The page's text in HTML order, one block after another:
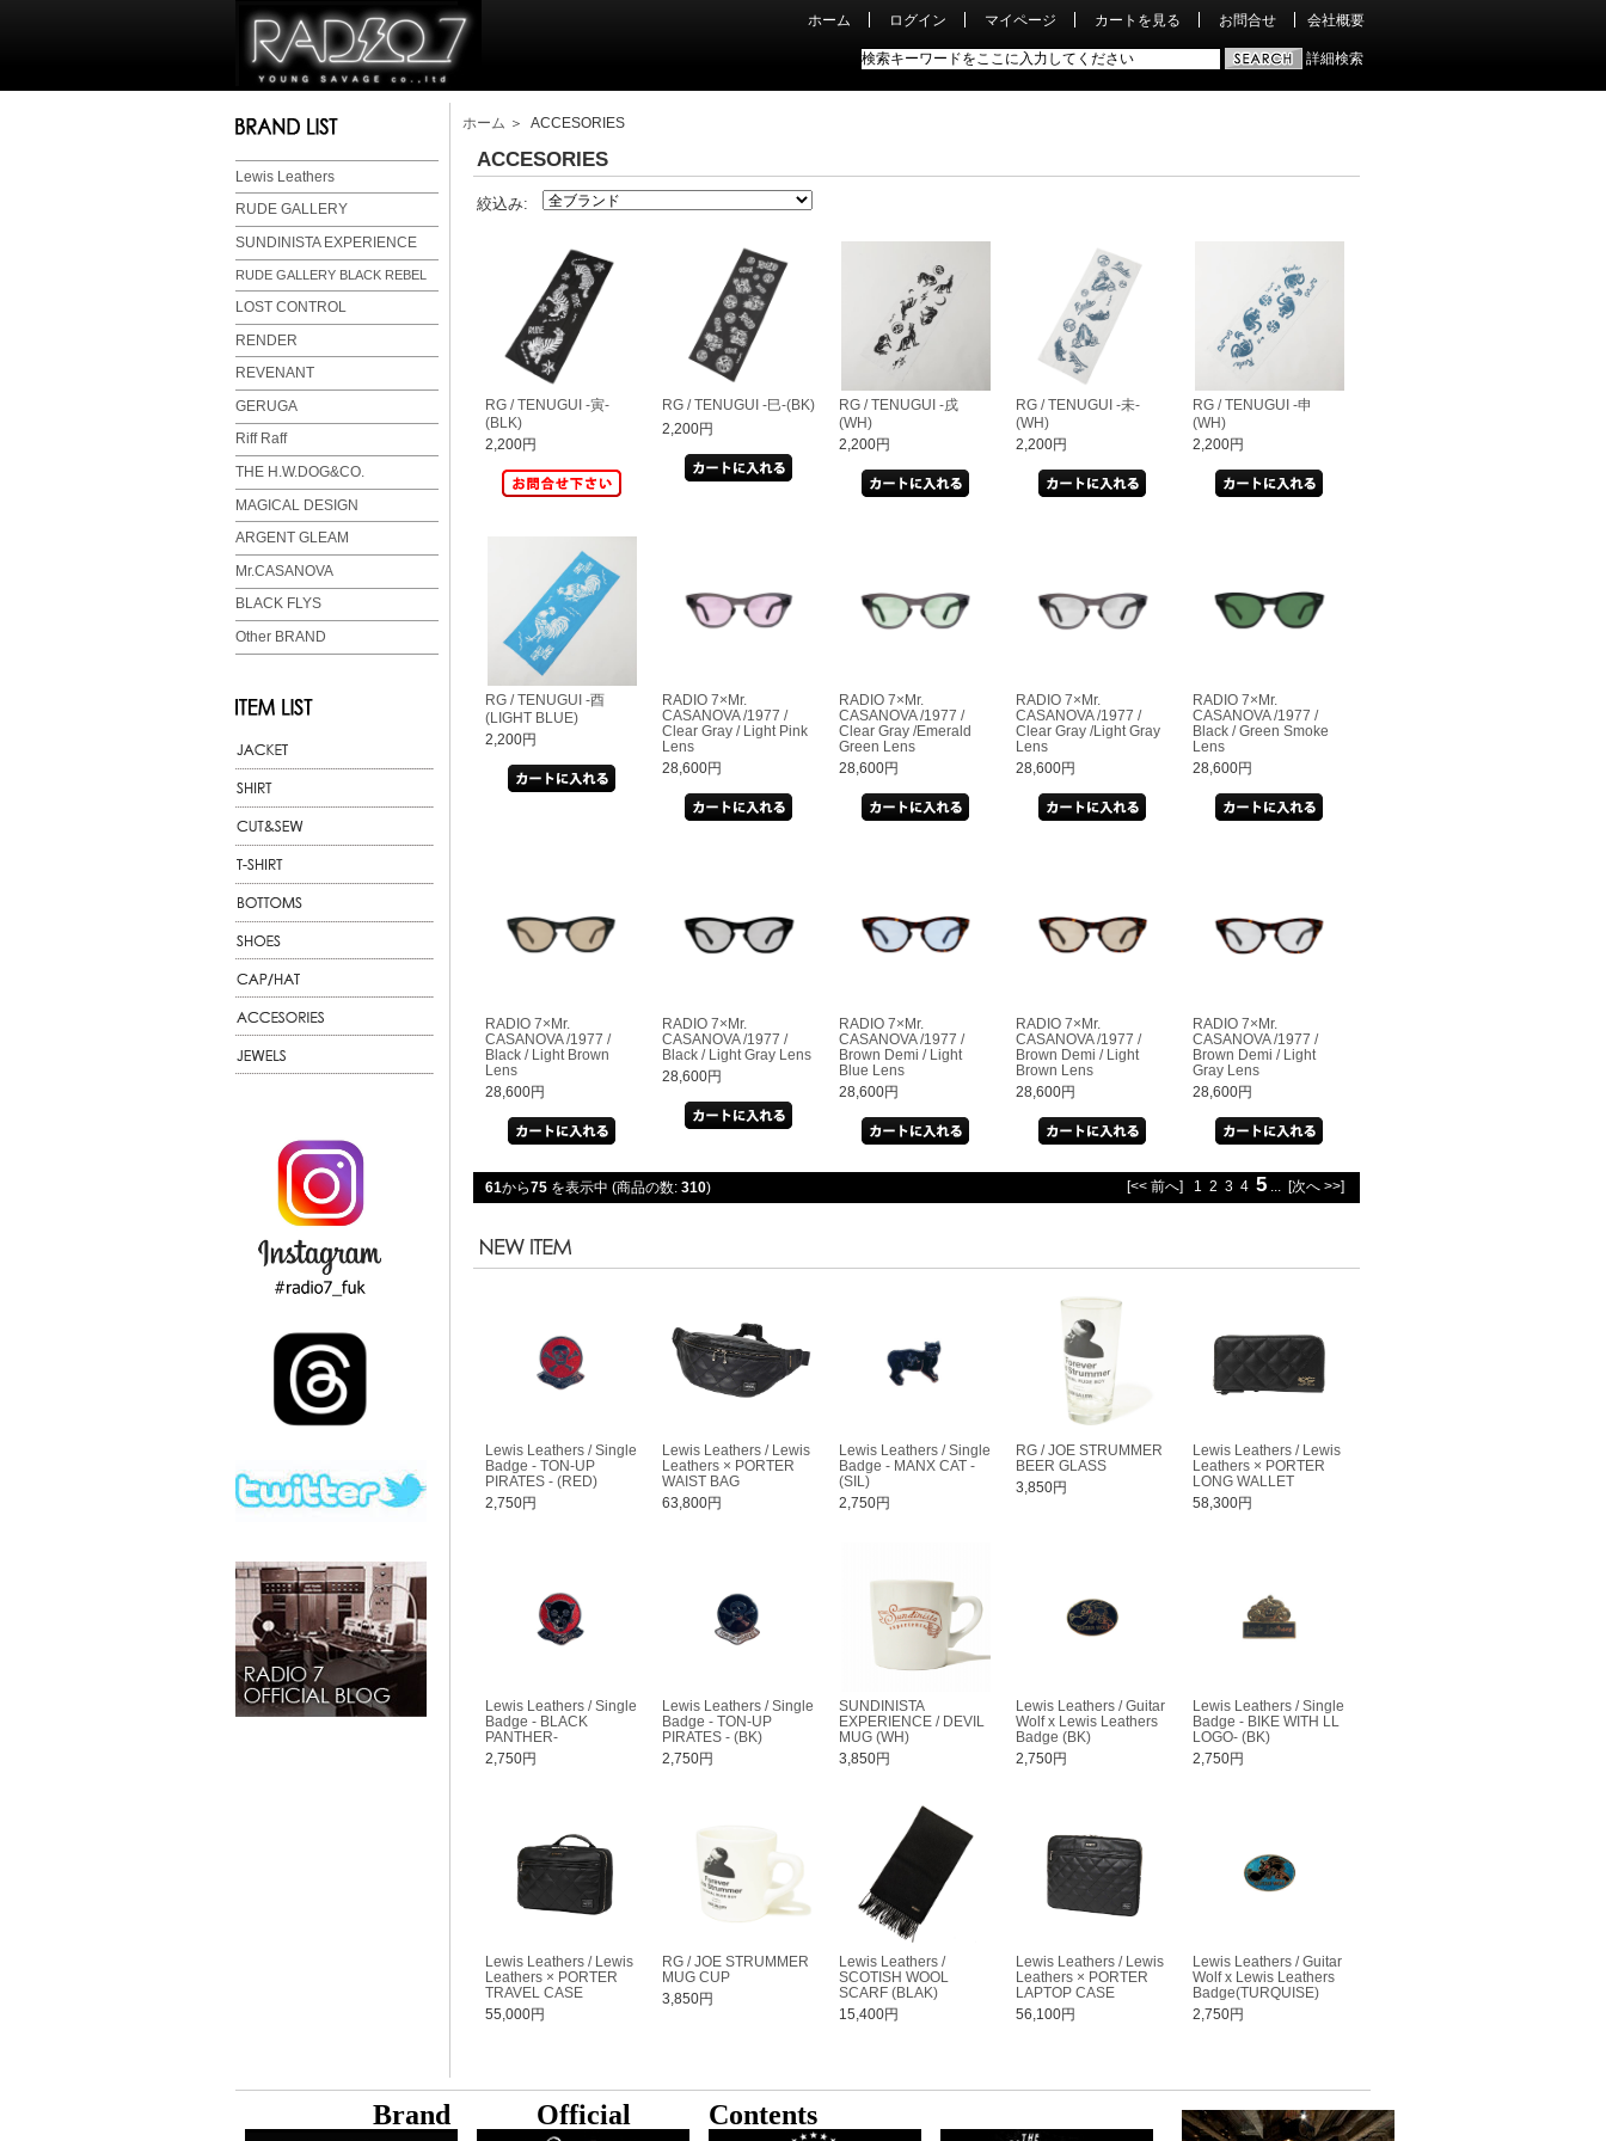
ホーム ログイン マイページ カートを見る お問合せ 会社概要
詳細検索
Lewis Leathers
RUDE GALLERY
SUNDINISTA EXPERIENCE
RUDE GALLERY BLACK REBEL
LOST CONTROL
RENDER
REVENANT
GERUGA
Riff Raff
THE H.W.DOG&CO.
MAGICAL DESIGN
ARGENT GLEAM
Mr.CASANOVA
BLACK FLYS
Other BRAND
ホーム ＞ ACCESORIES
ACCESORIES
絞込み:
RG / TENUGUI -寅-
(BLK)
2,200円
RG / TENUGUI -巳-(BK)
2,200円
RG / TENUGUI -戌
(WH)
2,200円
RG / TENUGUI -未-
(WH)
2,200円
RG / TENUGUI -申
(WH)
2,200円
RG / TENUGUI -酉
(LIGHT BLUE)
2,200円
RADIO 7×Mr.
CASANOVA /1977 /
Clear Gray / Light Pink
Lens
28,600円
RADIO 7×Mr.
CASANOVA /1977 /
Clear Gray /Emerald
Green Lens
28,600円
RADIO 7×Mr.
CASANOVA /1977 /
Clear Gray /Light Gray
Lens
28,600円
RADIO 7×Mr.
CASANOVA /1977 /
Black / Green Smoke
Lens
28,600円
RADIO 7×Mr.
CASANOVA /1977 /
Black / Light Brown
Lens
28,600円
RADIO 7×Mr.
CASANOVA /1977 /
Black / Light Gray Lens
28,600円
RADIO 7×Mr.
CASANOVA /1977 /
Brown Demi / Light
Blue Lens
28,600円
RADIO 7×Mr.
CASANOVA /1977 /
Brown Demi / Light
Brown Lens
28,600円
RADIO 7×Mr.
CASANOVA /1977 /
Brown Demi / Light
Gray Lens
28,600円
61から75 を表示中 (商品の数:310) [<< 前へ] 1 2 3 4 5 [次へ >>]
Lewis Leathers / Single
Badge - TON-UP
PIRATES - (RED)
2,750円
Lewis Leathers / Lewis
Leathers × PORTER
WAIST BAG
63,800円
Lewis Leathers / Single
Badge - MANX CAT -
(SIL)
2,750円
RG / JOE STRUMMER
BEER GLASS
3,850円
Lewis Leathers / Lewis
Leathers × PORTER
LONG WALLET
58,300円
Lewis Leathers / Single
Badge - BLACK
PANTHER-
2,750円
Lewis Leathers / Single
Badge - TON-UP
PIRATES - (BK)
2,750円
SUNDINISTA
EXPERIENCE / DEVIL
MUG (WH)
3,850円
Lewis Leathers / Guitar
Wolf x Lewis Leathers
Badge (BK)
2,750円
Lewis Leathers / Single
Badge - BIKE WITH LL
LOGO- (BK)
2,750円
Lewis Leathers / Lewis
Leathers × PORTER
TRAVEL CASE
55,000円
RG / JOE STRUMMER
MUG CUP
3,850円
Lewis Leathers /
SCOTISH WOOL
SCARF (BLAK)
15,400円
Lewis Leathers / Lewis
Leathers × PORTER
LAPTOP CASE
56,100円
Lewis Leathers / Guitar
Wolf x Lewis Leathers
Badge(TURQUISE)
2,750円
Brand Official Contents